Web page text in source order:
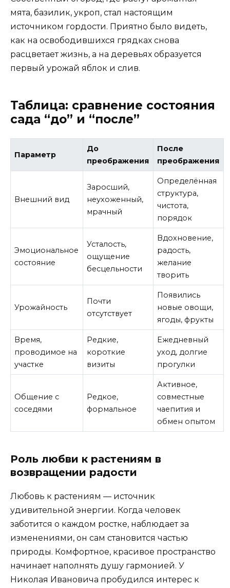
мята, базилик, укроп, стал настоящим
источником гордости. Приятно было видеть,
как на освободившихся грядках снова
расцветает жизнь, а на деревьях образуется
первый урожай яблок и слив.
Таблица: сравнение состояния
сада “до” и “после”
Параметр
До
преображения
После
преображения
Внешний вид
Заросший,
неухоженный,
мрачный
Определённая
структура,
чистота,
порядок
Эмоциональное
состояние
Усталость,
ощущение
бесцельности
Вдохновение,
радость,
желание
творить
Урожайность
Почти
отсутствует
Появились
новые овощи,
ягоды, фрукты
Время,
проводимое на
участке
Редкие,
короткие
визиты
Ежедневный
уход, долгие
прогулки
Общение с
соседями
Редкое,
формальное
Активное,
совместные
чаепития и
обмен опытом
Роль любви к растениям в
возвращении радости
Любовь к растениям — источник
удивительной энергии. Когда человек
заботится о каждом ростке, наблюдает за
изменениями, он сам становится частью
природы. Комфортное, красивое пространство
начинает наполнять душу гармонией. У
Николая Ивановича пробудился интерес к